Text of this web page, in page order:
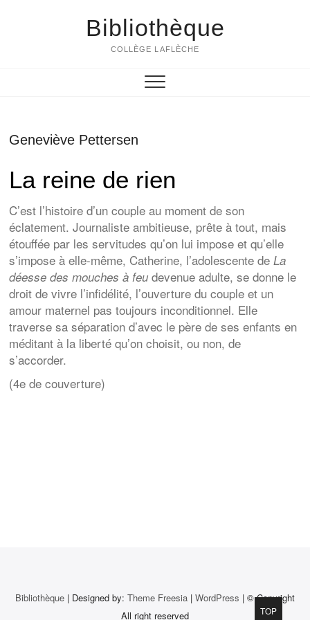
Bibliothèque
COLLÈGE LAFLÈCHE
Geneviève Pettersen
La reine de rien
C’est l’histoire d’un couple au moment de son
éclatement. Journaliste ambitieuse, prête à tout, mais
étouffée par les servitudes qu’on lui impose et qu’elle
s’impose à elle-même, Catherine, l’adolescente deLa
déesse des mouches à feudevenue adulte, se donne le
droit de vivre l’infidélité, l’ouverture du couple et un
amour maternel pas toujours inconditionnel. Elle
traverse sa séparation d’avec le père de ses enfants en
méditant à la liberté qu’on choisit, ou non, de
s’accorder.
(4e de couverture)
Bibliothèque| Designed by: Theme Freesia| WordPress | © Copyright
All right reserved
TOP